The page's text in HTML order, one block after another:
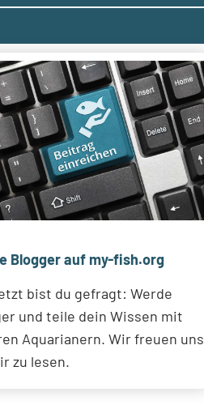
Blogger auf my-fish.org
bist du gefragt: Werde
und teile dein Wissen mit
Aquarianern. Wir freuen uns
zu lesen.